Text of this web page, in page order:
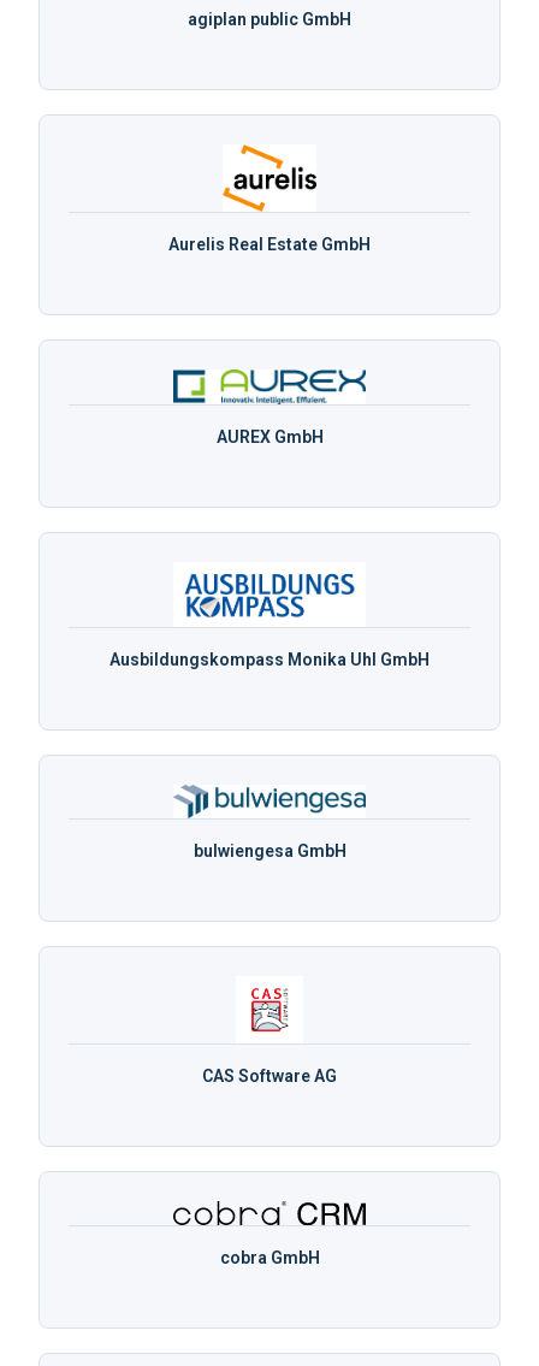
agiplan public GmbH
Aurelis Real Estate GmbH
AUREX GmbH
Ausbildungskompass Monika Uhl GmbH
bulwiengesa GmbH
CAS Software AG
cobra GmbH